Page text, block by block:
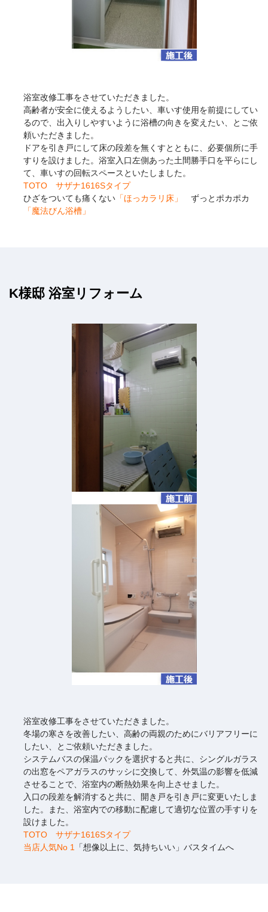
浴室改修工事をさせていただきました。
高齢者が安全に使えるようしたい、車いす使用を前提にしてい
るので、出入りしやすいように浴槽の向きを変えたい、とご依
頼いただきました。
ドアを引き戸にして床の段差を無くすとともに、必要個所に手
すりを設けました。浴室入口左側あった土間勝手口を平らにし
て、車いすの回転スペースといたしました。
TOTO サザナ1616Sタイプ
ひざをついても痛くない 「ほっカラリ床」
ずっとポカポカ
「魔法びん浴槽」
K様邸 浴室リフォーム
浴室改修工事をさせていただきました。
冬場の寒さを改善したい、高齢の両親のためにバリアフリーに
したい、とご依頼いただきました。
システムバスの保温パックを選択すると共に、シングルガラス
の出窓をペアガラスのサッシに交換して、外気温の影響を低減
させることで、浴室内の断熱効果を向上させました。
入口の段差を解消すると共に、開き戸を引き戸に変更いたしま
した。また、浴室内での移動に配慮して適切な位置の手すりを
設けました。
TOTO サザナ1616Sタイプ
当店人気No 1
「想像以上に、気持ちいい」バスタイムへ